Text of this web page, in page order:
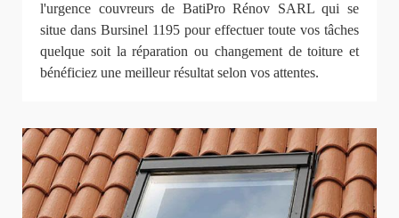
l'urgence couvreurs de BatiPro Rénov SARL qui se
situe dans Bursinel 1195 pour effectuer toute vos tâches
quelque soit la réparation ou changement de toiture et
bénéficiez une meilleur résultat selon vos attentes.